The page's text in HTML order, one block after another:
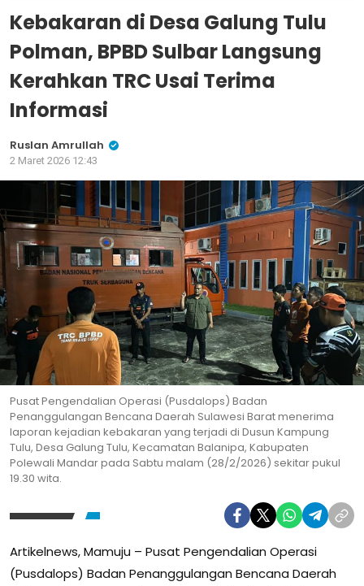
Kebakaran di Desa Galung Tulu
Polman, BPBD Sulbar Langsung
Kerahkan TRC Usai Terima
Informasi
Ruslan Amrullah
2 Maret 2026 12:43
Pusat Pengendalian Operasi (Pusdalops) Badan
Penanggulangan Bencana Daerah Sulawesi Barat menerima
laporan kejadian kebakaran yang terjadi di Dusun Kampung
Tulu, Desa Galung Tulu, Kecamatan Balanipa, Kabupaten
Polewali Mandar pada Sabtu malam (28/2/2026) sekitar pukul
19.30 wita.
Artikelnews, Mamuju – Pusat Pengendalian Operasi
(Pusdalops) Badan Penanggulangan Bencana Daerah